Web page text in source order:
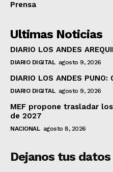
Prensa
Ultimas Noticias
DIARIO LOS ANDES
DIARIO DIGITAL agosto 9, 2026
DIARIO LOS ANDES
DIARIO DIGITAL agosto 9, 2026
MEF propone trasladar
de 2027
NACIONAL agosto 8, 2026
Dejanos tus datos